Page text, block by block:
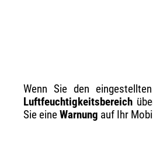
Wenn Sie den eingestellten
Luftfeuchtigkeitsbereich
Sie eineWarnung auf Ihr